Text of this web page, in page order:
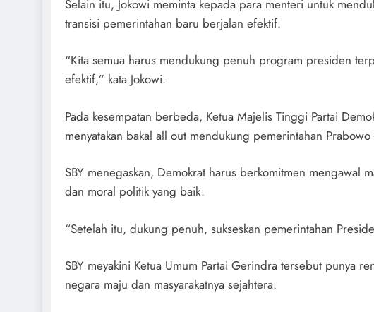
Selain itu, Jokowi meminta kepada para menteri untuk
transisi pemerintahan baru berjalan efektif.
“Kita semua harus mendukung penuh program presiden
efektif,” kata Jokowi.
Pada kesempatan berbeda, Ketua Majelis Tinggi Partai
menyatakan bakal all out mendukung pemerintahan
SBY menegaskan, Demokrat harus berkomitmen mengawal
dan moral politik yang baik.
“Setelah itu, dukung penuh, sukseskan pemerintahan
SBY meyakini Ketua Umum Partai Gerindra tersebut punya
negara maju dan masyarakatnya sejahtera.